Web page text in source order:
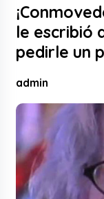
le escribió
pedirle un
admin